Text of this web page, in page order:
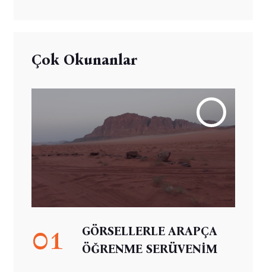
Çok Okunanlar
01
GÖRSELLERLE ARAPÇA
ÖĞRENME SERÜVENİM